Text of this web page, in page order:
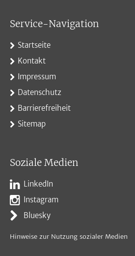
Service-Navigation
Startseite
Kontakt
Impressum
Datenschutz
Barrierefreiheit
Sitemap
Soziale Medien
LinkedIn
Instagram
Bluesky
Hinweise zur Nutzung sozialer Medien